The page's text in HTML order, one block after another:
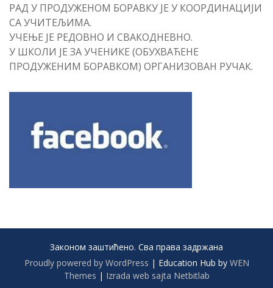
РАД У ПРОДУЖЕНОМ БОРАВКУ ЈЕ У КООРДИНАЦИЈИ
СА УЧИТЕЉИМА.
УЧЕЊЕ ЈЕ РЕДОВНО И СВАКОДНЕВНО.
У ШКОЛИ ЈЕ ЗА УЧЕНИКЕ (ОБУХВАЋЕНЕ
ПРОДУЖЕНИМ БОРАВКОМ) ОРГАНИЗОВАН РУЧАК.
Законом заштићено. Сва права задржана
Proudly powered by WordPress | Education Hub by WEN
Themes | Izrada web sajta Netbitlab